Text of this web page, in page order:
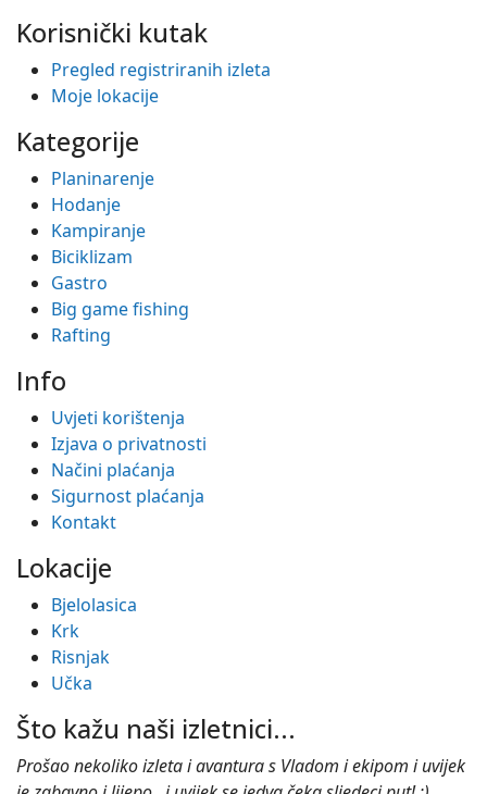
Korisnički kutak
Pregled registriranih izleta
Moje lokacije
Kategorije
Planinarenje
Hodanje
Kampiranje
Biciklizam
Gastro
Big game fishing
Rafting
Info
Uvjeti korištenja
Izjava o privatnosti
Načini plaćanja
Sigurnost plaćanja
Kontakt
Lokacije
Bjelolasica
Krk
Risnjak
Učka
Što kažu naši izletnici...
Prošao nekoliko izleta i avantura s Vladom i ekipom i uvijek